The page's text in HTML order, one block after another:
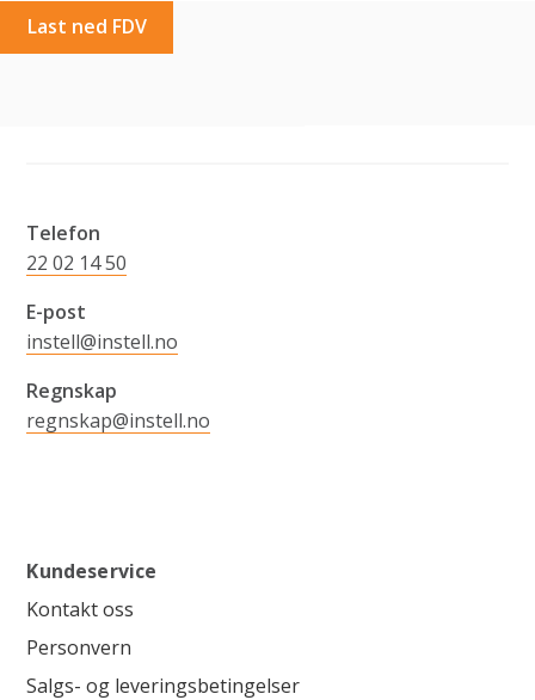
Last ned FDV
Telefon
22 02 14 50
E-post
instell@instell.no
Regnskap
regnskap@instell.no
Kundeservice
Kontakt oss
Personvern
Salgs- og leveringsbetingelser